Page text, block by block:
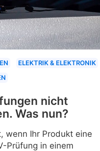
ELEKTRIK & ELEKTRONIK
nicht
Was nun?
wenn Ihr Produkt eine
Prüfung in einem